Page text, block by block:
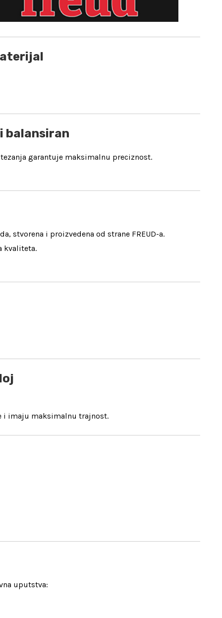
balansiran
garantuje maksimalnu preciznost.
stvorena i proizvedena od strane FREUD-a.
kvaliteta.
i imaju maksimalnu trajnost.
uputstva: